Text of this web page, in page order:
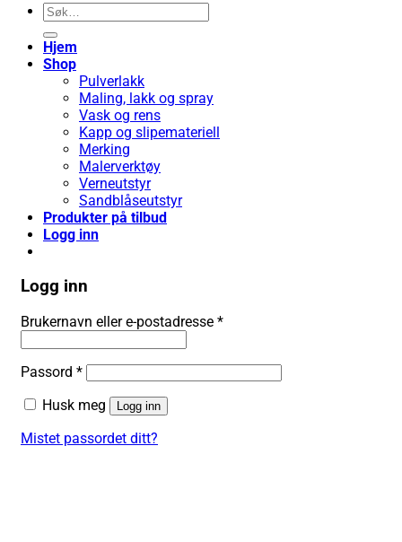
Søk
etter:
Hjem
Shop
Pulverlakk
Maling, lakk og spray
Vask og rens
Kapp og slipemateriell
Merking
Malerverktøy
Verneutstyr
Sandblåseutstyr
Produkter på tilbud
Logg inn
Logg inn
Brukernavn eller e-postadresse *Påkrevd
Passord *Påkrevd
Husk meg
Logg inn
Mistet passordet ditt?